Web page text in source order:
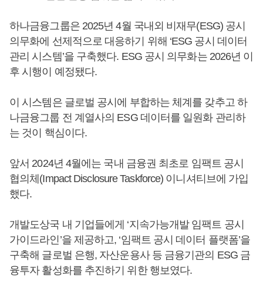
하나금융그룹은 2025년 4월 국내외 비재무(ESG) 공시
의무화에 선제적으로 대응하기 위해 ‘ESG 공시 데이터
관리 시스템’을 구축했다. ESG 공시 의무화는 2026년 이
후 시행이 예정됐다.
이 시스템은 글로벌 공시에 부합하는 체계를 갖추고 하
나금융그룹 전 계열사의 ESG 데이터를 일원화 관리하
는 것이 핵심이다.
앞서 2024년 4월에는 국내 금융권 최초로 임팩트 공시
협의체(Impact Disclosure Taskforce) 이니셔티브에 가입
했다.
개발도상국 내 기업들에게 ‘지속가능개발 임팩트 공시
가이드라인’을 제공하고, ‘임팩트 공시 데이터 플랫폼’을
구축해 글로벌 은행, 자산운용사 등 금융기관의 ESG 금
융투자 활성화를 추진하기 위한 행보였다.